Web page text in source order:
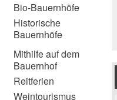
Bio-Bauernhöfe
Historische
Bauernhöfe
Mithilfe auf dem
Bauernhof
Reitferien
Weintourismus